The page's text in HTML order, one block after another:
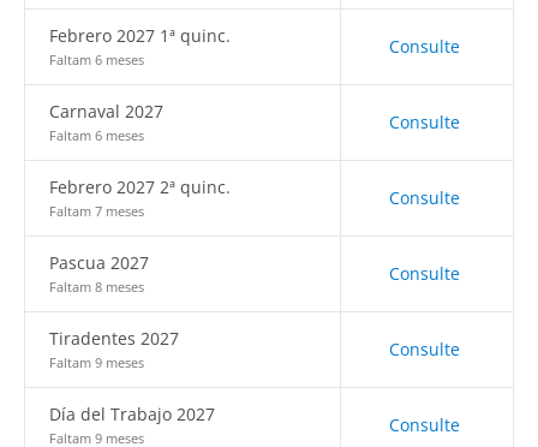
Febrero 2027 1ª quinc.
Faltam 6 meses
Consulte
Carnaval 2027
Faltam 6 meses
Consulte
Febrero 2027 2ª quinc.
Faltam 7 meses
Consulte
Pascua 2027
Faltam 8 meses
Consulte
Tiradentes 2027
Faltam 9 meses
Consulte
Día del Trabajo 2027
Faltam 9 meses
Consulte